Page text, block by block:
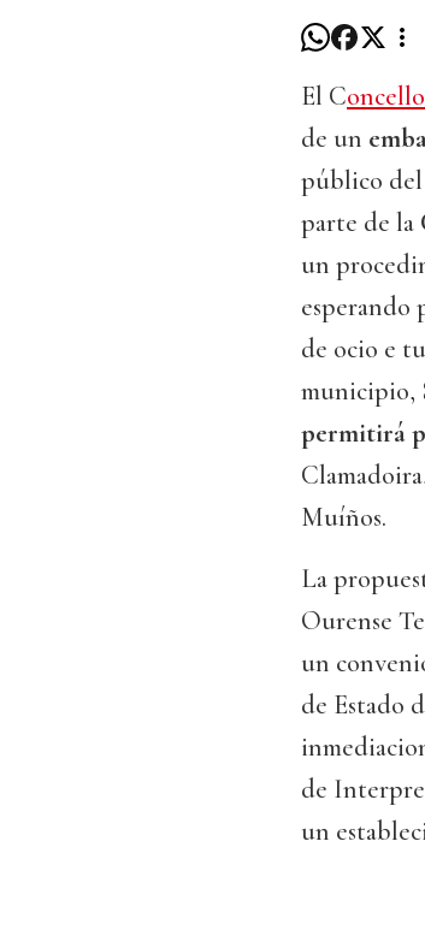
El C
de un
público
parte de la
un
esperando
de ocio e
municipio,
permitirá
Muíños.
La
Ourense
un
de Estado
de
un